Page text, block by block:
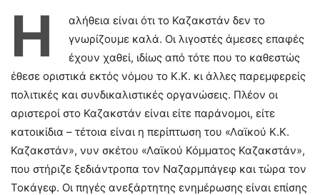
Η
αλήθεια είναι ότι το Καζακστάν δεν το
γνωρίζουμε καλά. Οι λιγοστές άμεσες επαφές
έχουν χαθεί, ιδίως από τότε που το καθεστώς
έθεσε οριστικά εκτός νόμου το Κ.Κ. κι άλλες παρεμφερείς
πολιτικές και συνδικαλιστικές οργανώσεις. Πλέον οι
αριστεροί στο Καζακστάν είναι είτε παράνομοι, είτε
κατοικίδια – τέτοια είναι η περίπτωση του «Λαϊκού Κ.Κ.
Καζακστάν», νυν σκέτου «Λαϊκού Κόμματος Καζακστάν»,
που στήριζε ξεδιάντροπα τον Ναζαρμπάγεφ και τώρα τον
Τοκάγεφ. Οι πηγές ανεξάρτητης ενημέρωσης είναι επίσης